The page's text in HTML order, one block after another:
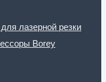
лазерной резки
Borey